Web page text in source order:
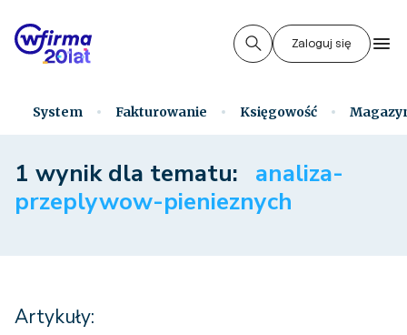
Zaloguj się
System Fakturowanie Księgowość
1 wynik dla tematu: analiza-
przeplywow-pienieznych
Artykuły: